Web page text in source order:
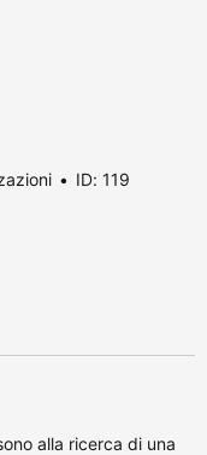
ID: 119
alla ricerca di una